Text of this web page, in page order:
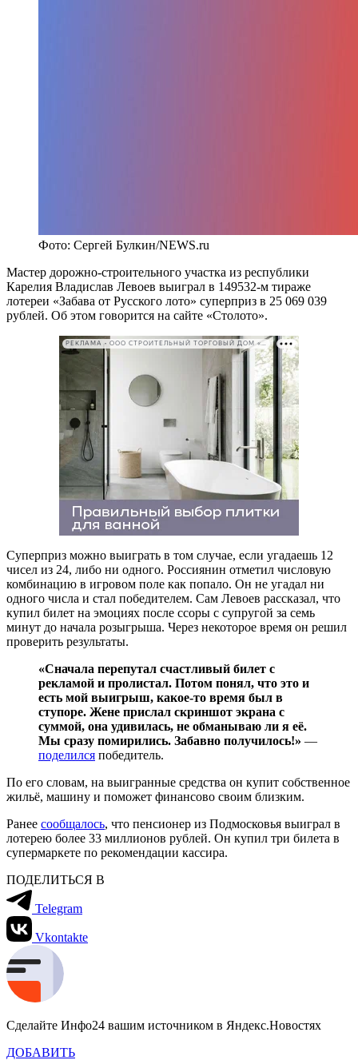
Фото: Сергей Булкин/NEWS.ru
Мастер дорожно-строительного участка из республики
Карелия Владислав Левоев выиграл в 149532-м тираже
лотереи «Забава от Русского лото» суперприз в 25 069 039
рублей. Об этом говорится на сайте «Столото».
РЕКЛАМА • ООО СТРОИТЕЛЬНЫЙ ТОРГОВЫЙ ДОМ «ПЕТРОВИЧ». ИНН: 7802348846
Суперприз можно выиграть в том случае, если угадаешь 12
чисел из 24, либо ни одного. Россиянин отметил числовую
комбинацию в игровом поле как попало. Он не угадал ни
одного числа и стал победителем. Сам Левоев рассказал, что
купил билет на эмоциях после ссоры с супругой за семь
минут до начала розыгрыша. Через некоторое время он решил
проверить результаты.
«Сначала перепутал счастливый билет с
рекламой и пролистал. Потом понял, что это и
есть мой выигрыш, какое-то время был в
ступоре. Жене прислал скриншот экрана с
суммой, она удивилась, не обманываю ли я её.
Мы сразу помирились. Забавно получилось!» —
поделился победитель.
По его словам, на выигранные средства он купит собственное
жильё, машину и поможет финансово своим близким.
Ранее сообщалось, что пенсионер из Подмосковья выиграл в
лотерею более 33 миллионов рублей. Он купил три билета в
супермаркете по рекомендации кассира.
ПОДЕЛИТЬСЯ В
Telegram
Vkontakte
Сделайте Инфо24 вашим источником в Яндекс.Новостях
ДОБАВИТЬ